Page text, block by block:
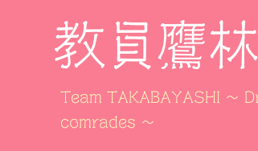
教員鷹
Team TAKABAYASHI ～
comrades ～